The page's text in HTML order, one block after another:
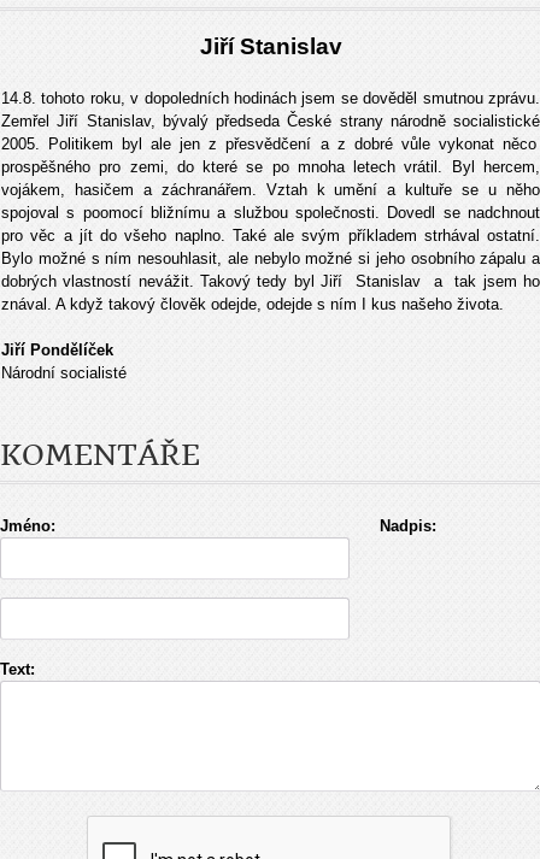
JiříStanislav
14.8. tohoto roku, v dopoledních hodinách jsem se dovědě l smutnou zprávu.
Zemřel Jiří Stanislav, bývalýpředsedaČeské strany národněsocialistické
2005. Politikem byl ale jen z přesvědčení a z dobrévůle vykonat něco
prospěšného pro zemi, do které se po mnoha letech vrátil. Byl hercem,
vojákem, hasičem a záchranářem. Vztah k umění a kultuře se u něho
spojoval s poomocíbližnímu a služ bou společnosti. Dovedl se nadchnout
pro věc a jít do všeho naplno. Takéale svým příkladem strhával ostatní.
Bylo možnés ním nesouhlasit, ale nebylo možné si jeho osobního zápalu a
dobrých vlastností nevážit. Takový tedy byl Jiří Stanislav a tak jsem ho
znával. A když takový č lověk odejde, odejde s ním I kus našeho života.
Jiří Pondě íček
Národní socialisté
KOMENTÁŘE
Jméno: Nadpis:
Text: